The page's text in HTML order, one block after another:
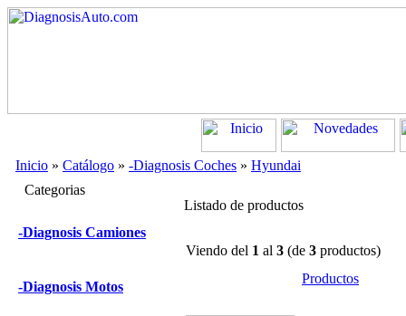
Inicio » Catálogo » -Diagnosis Coches » Hyundai
Categorias
-Diagnosis Camiones
-Diagnosis Motos
Listado de productos
Viendo del 1 al 3 (de 3 productos)
Productos